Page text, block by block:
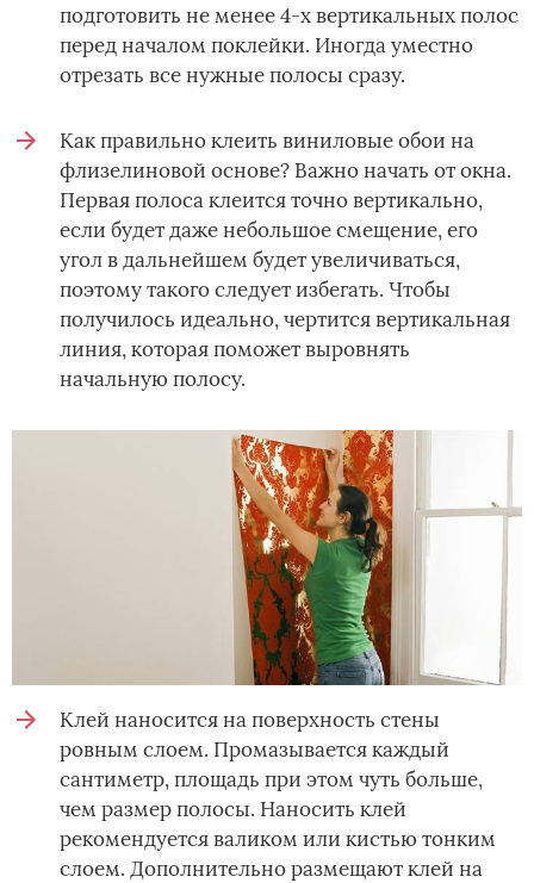
подготовить не менее 4-х вертикальных полос
перед началом поклейки. Иногда уместно
отрезать все нужные полосы сразу.
Как правильно клеить виниловые обои на
флизелиновой основе? Важно начать от окна.
Первая полоса клеится точно вертикально,
если будет даже небольшое смещение, его
угол в дальнейшем будет увеличиваться,
поэтому такого следует избегать. Чтобы
получилось идеально, чертится вертикальная
линия, которая поможет выровнять
начальную полосу.
Клей наносится на поверхность стены
ровным слоем. Промазывается каждый
сантиметр, площадь при этом чуть больше,
чем размер полосы. Наносить клей
рекомендуется валиком или кистью тонким
слоем. Дополнительно размещают клей на